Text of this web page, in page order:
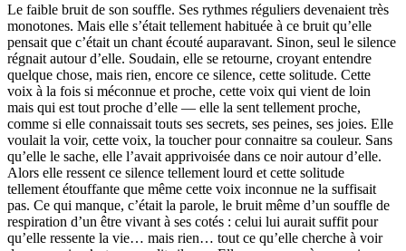
Le faible bruit de son souffle. Ses rythmes réguliers devenaient très
monotones. Mais elle s’était tellement habituée à ce bruit qu’elle
pensait que c’était un chant écouté auparavant. Sinon, seul le silence
régnait autour d’elle. Soudain, elle se retourne, croyant entendre
quelque chose, mais rien, encore ce silence, cette solitude. Cette
voix à la fois si méconnue et proche, cette voix qui vient de loin
mais qui est tout proche d’elle — elle la sent tellement proche,
comme si elle connaissait touts ses secrets, ses peines, ses joies. Elle
voulait la voir, cette voix, la toucher pour connaitre sa couleur. Sans
qu’elle le sache, elle l’avait apprivoisée dans ce noir autour d’elle.
Alors elle ressent ce silence tellement lourd et cette solitude
tellement étouffante que même cette voix inconnue ne la suffisait
pas. Ce qui manque, c’était la parole, le bruit même d’un souffle de
respiration d’un être vivant à ses cotés : celui lui aurait suffit pour
qu’elle ressente la vie… mais rien… tout ce qu’elle cherche à voir